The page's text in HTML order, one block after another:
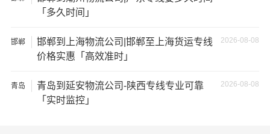
通知公司客服以便安排仓库存放。
★ 为了提高邯郸到阜阳物流的服务质量，欢迎您对我们的
服务提出意见或建议，我们会认真对待并及时把处理意见
求做出不懈的努力，您的满意就是我们前进的动力!
「多久时间」
邯郸 2026-08-08
邯郸到上海物流公司|邯郸至上海货运专线
价格实惠「高效准时」
青岛 2026-08-08
青岛到延安物流公司-陕西专线专业可靠
「实时监控」